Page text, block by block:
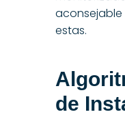
aconsejable
estas.
de